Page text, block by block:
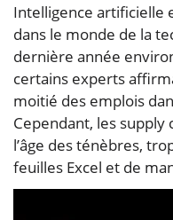
Intelligence artificielle
dans le monde de la
dernière année
certains experts
moitié des emplois
Cependant, les
l’âge des ténèbres,
feuilles Excel et de